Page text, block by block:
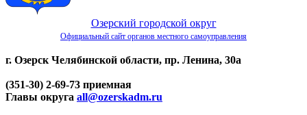
Озерский городской округ
Официальный сайт органов местного самоуправления
г. Озерск Челябинской области, пр. Ленина, 30а
(351-30) 2-69-73 приемная
Главы округа all@ozerskadm.ru